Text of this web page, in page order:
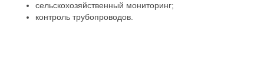
сельскохозяйственный мониторинг;
контроль трубопроводов.